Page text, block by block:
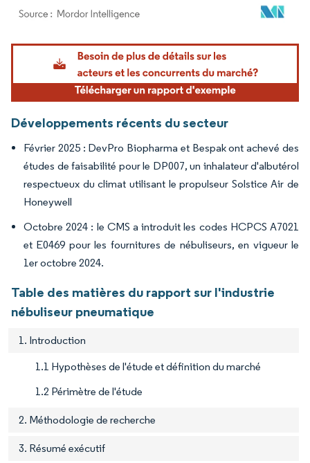
Image © Mordor Intelligence. La réutilisation nécessite une attribution sous CC BY
Développements récents du secteur
Février 2025 : DevPro Biopharma et Bespak ont achevé des
études de faisabilité pour le DP007, un inhalateur d'albutérol
respectueux du climat utilisant le propulseur Solstice Air de
Honeywell
Octobre 2024 : le CMS a introduit les codes HCPCS A7021
et E0469 pour les fournitures de nébuliseurs, en vigueur le
1er octobre 2024.
Table des matières du rapport sur l'industrie
nébuliseur pneumatique
1. Introduction
1.1 Hypothèses de l'étude et définition du marché
1.2 Périmètre de l'étude
2. Méthodologie de recherche
3. Résumé exécutif